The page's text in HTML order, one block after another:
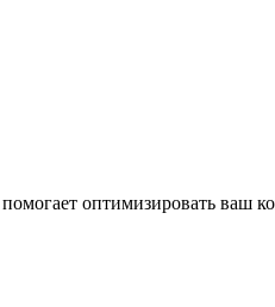
оптимизировать ваш